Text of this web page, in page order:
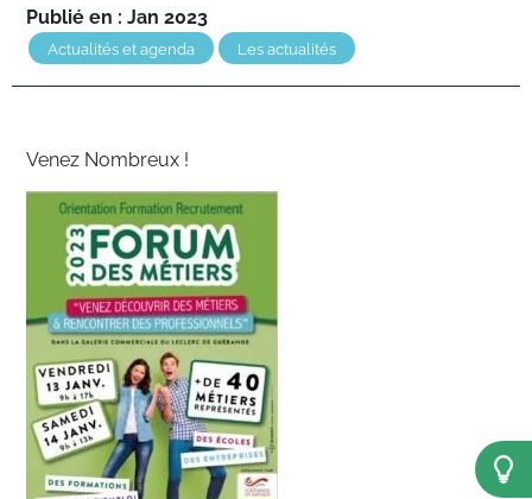
Publié en : Jan 2023
Actualités et agenda Les actualités
Venez Nombreux !